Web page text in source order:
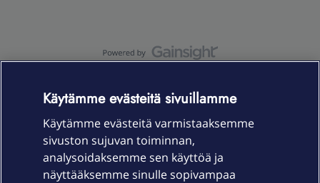
Laitteet & liittymät
Käytämme evästeitä sivuillamme
Käytämme evästeitä varmistaaksemme
sivuston sujuvan toiminnan,
analysoidaksemme sen käyttöä ja
näyttääksemme sinulle sopivampaa